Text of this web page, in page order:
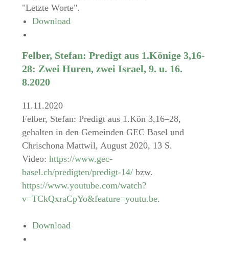
"Letzte Worte".
Download
Felber, Stefan: Predigt aus 1.Könige 3,16-
28: Zwei Huren, zwei Israel, 9. u. 16.
8.2020
11.11.2020
Felber, Stefan: Predigt aus 1.Kön 3,16–28,
gehalten in den Gemeinden GEC Basel und
Chrischona Mattwil, August 2020, 13 S.
Video: https://www.gec-
basel.ch/predigten/predigt-14/bzw.
https://www.youtube.com/watch?
v=TCkQxraCpYo&feature=youtu.be.
Download